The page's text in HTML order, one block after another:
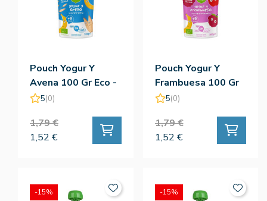
Pouch Yogur Y
Avena 100 Gr Eco -
Smileat
5(0)
1,79 €
1,52 €
Pouch Yogur Y
Frambuesa 100 Gr
Eco - Smileat
5(0)
1,79 €
1,52 €
-15% -15%